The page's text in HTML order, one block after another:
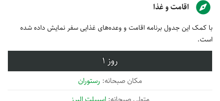
اقامت و غذا
با کمک این جدول برنامه اقامت و وعده‌های غذایی سفر نمایش داده شده
است.
1
رستوران